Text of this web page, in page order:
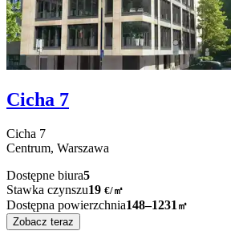
Cicha 7
Cicha 7
Centrum, Warszawa
Dostępne biura5
Stawka czynszu19 €/㎡
Dostępna powierzchnia148–1231 ㎡
Zobacz teraz